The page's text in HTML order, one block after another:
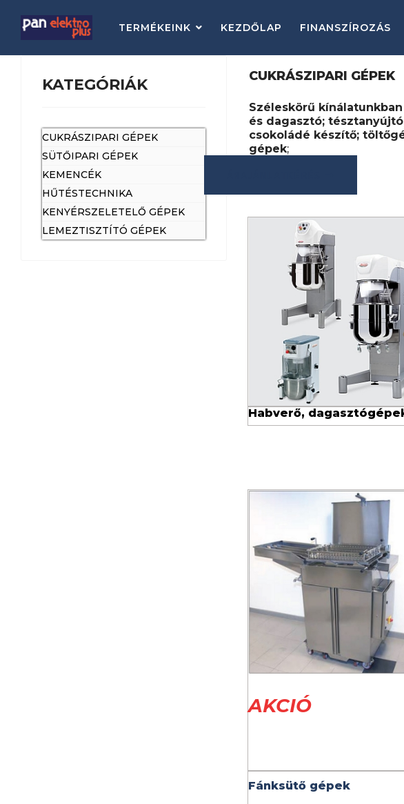
TERMÉKEINK KEZDŐLAP FINANSZÍROZÁS
KATEGÓRIÁK
CUKRÁSZIPARI GÉPEK
SÜTŐIPARI GÉPEK
KEMENCÉK
HŰTÉSTECHNIKA
KENYÉRSZELETELŐ GÉPEK
LEMEZTISZTÍTÓ GÉPEK
CUKRÁSZIPARI GÉPEK
Széleskörű
és dagasztó;
csokoládé készítő;
gépek;
Habverő,
AKCIÓ
Fánksütő gépek